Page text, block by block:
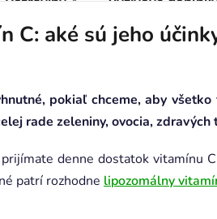
C: aké sú jeho
pokiaľ chceme, aby
rade zeleniny, ovocia, zdravých
denne dostatok vitamínu
patrí rozhodne lipozomálny